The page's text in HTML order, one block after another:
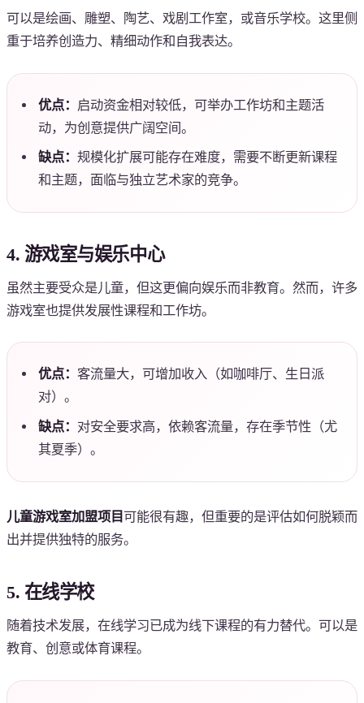
可以是绘画、雕塑、陶艺、戏剧工作室，或音乐学校。这里侧
重于培养创造力、精细动作和自我表达。
优点： 启动资金相对较低，可举办工作坊和主题活
动，为创意提供广阔空间。
缺点： 规模化扩展可能存在难度，需要不断更新课程
和主题，面临与独立艺术家的竞争。
4. 游戏室与娱乐中心
虽然主要受众是儿童，但这更偏向娱乐而非教育。然而，许多
游戏室也提供发展性课程和工作坊。
优点： 客流量大，可增加收入（如咖啡厅、生日派
对）。
缺点： 对安全要求高，依赖客流量，存在季节性（尤
其夏季）。
儿童游戏室加盟项目 可能很有趣，但重要的是评估如何脱颖而
出并提供独特的服务。
5. 在线学校
随着技术发展，在线学习已成为线下课程的有力替代。可以是
教育、创意或体育课程。